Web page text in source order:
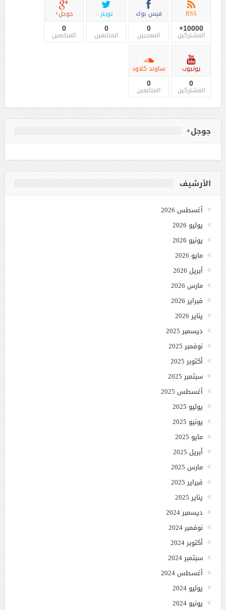
RSS
10000+
المشتركين
فيس بوك
0
المعجبين
تويتر
0
المتابعين
جوجل+
0
المتابعين
يوتيوب
0
المشتركين
ساوند كلاود
0
المتابعين
جوجل+
الأرشيف
أغسطس 2026
يوليو 2026
يونيو 2026
مايو 2026
أبريل 2026
مارس 2026
فبراير 2026
يناير 2026
ديسمبر 2025
نوفمبر 2025
أكتوبر 2025
سبتمبر 2025
أغسطس 2025
يوليو 2025
يونيو 2025
مايو 2025
أبريل 2025
مارس 2025
فبراير 2025
يناير 2025
ديسمبر 2024
نوفمبر 2024
أكتوبر 2024
سبتمبر 2024
أغسطس 2024
يوليو 2024
يونيو 2024